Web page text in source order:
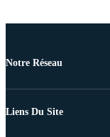
Notre Réseau
Liens Du Site